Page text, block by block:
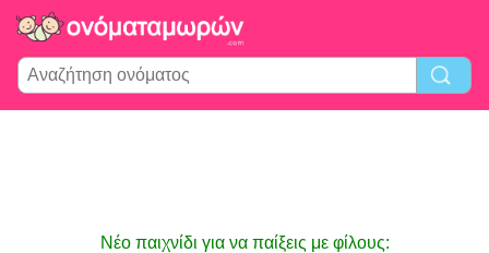
Νέο παιχνίδι για να παίξεις με φίλους: